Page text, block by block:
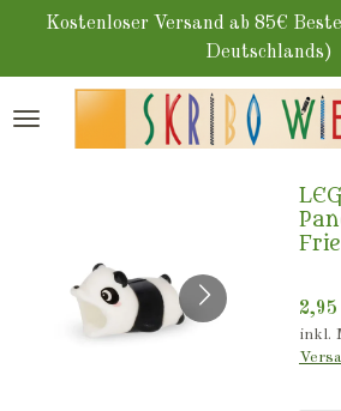
Zum
springen
Kostenloser Versand ab 85€
Deutschlands)
2,95
inkl.